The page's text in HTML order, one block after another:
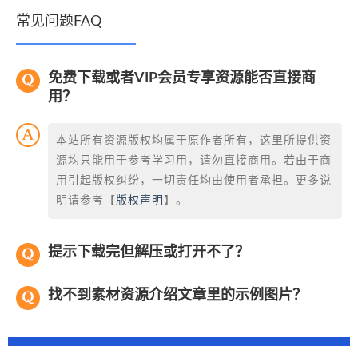
常见问题FAQ
免费下载或者VIP会员专享资源能否直接商
用？
本站所有资源版权均属于原作者所有，这里所提供资
源均只能用于参考学习用，请勿直接商用。若由于商
用引起版权纠纷，一切责任均由使用者承担。更多说
明请参考【 版权声明 】。
提示下载完但解压或打开不了？
找不到素材资源介绍文章里的示例图片？